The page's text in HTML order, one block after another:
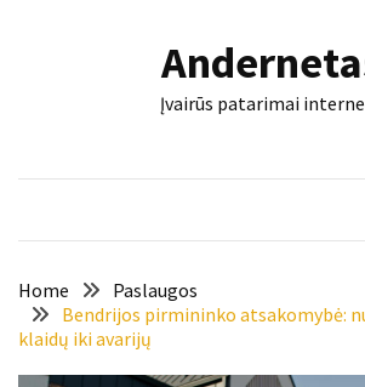
verta
žinoti
prieš
Įvairūs patarimai
Home
Paslaugos
Bendrijos pirmininko atsakomybė:
klaidų iki avarijų